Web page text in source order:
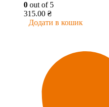
0 out of 5
315.00 ₴
Додати в кошик